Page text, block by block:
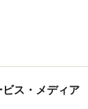
ス・メディア